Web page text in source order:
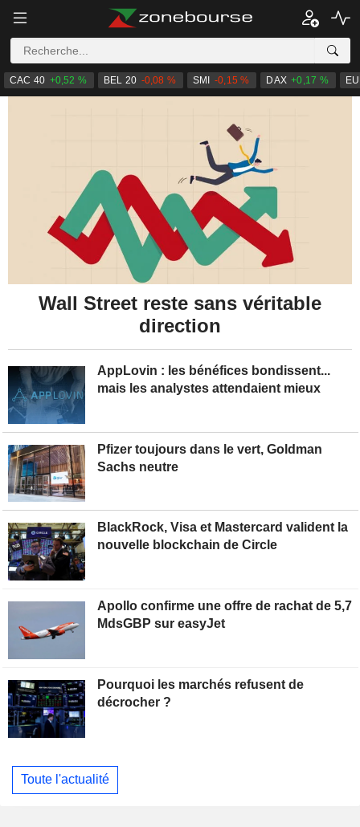
CAC 40 +0,52 % BEL 20 -0,08 % SMI -0,15 % DAX +0,17 %
AppLovin : les bénéfices bondissent...
mais les analystes attendaient mieux
Pfizer toujours dans le vert, Goldman
Sachs neutre
Wall Street reste sans véritable
direction
BlackRock, Visa et Mastercard valident la
nouvelle blockchain de Circle
Apollo confirme une offre de rachat de 5,7
MdsGBP sur easyJet
Pourquoi les marchés refusent de
décrocher ?
Toute l'actualité